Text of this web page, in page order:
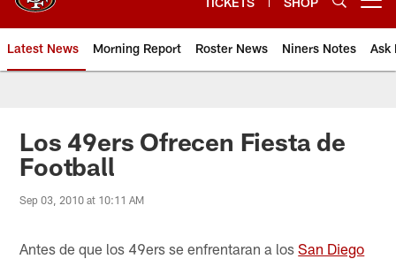
Latest News Morning Report Roster News Niners Notes Ask
Los 49ers Ofrecen Fiesta de
Football
Sep 03, 2010 at 10:11 AM
Antes de que los 49ers se enfrentaran a losSan Diego